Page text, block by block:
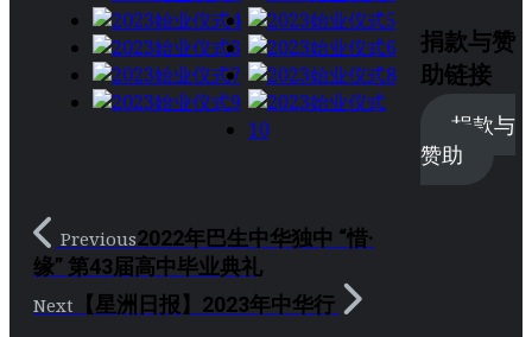
Previous2022年巴生中华独中 “惜·
缘” 第43届高中毕业典礼
Next 【星洲日报】2023年中华行
捐款与赞
助链接
捐款与
赞助